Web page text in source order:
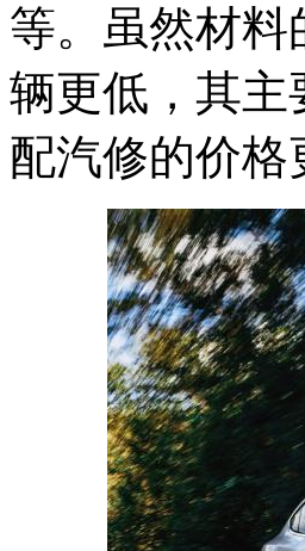
等。虽然材
辆更低，其主
配汽修的价格